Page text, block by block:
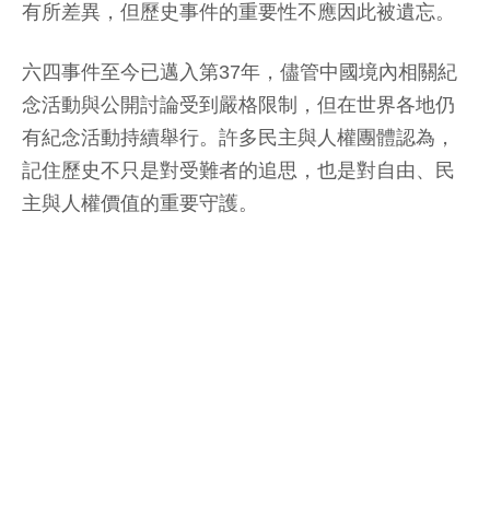
有所差異，但歷史事件的重要性不應因此被遺忘。
六四事件至今已邁入第37年，儘管中國境內相關紀
念活動與公開討論受到嚴格限制，但在世界各地仍
有紀念活動持續舉行。許多民主與人權團體認為，
記住歷史不只是對受難者的追思，也是對自由、民
主與人權價值的重要守護。